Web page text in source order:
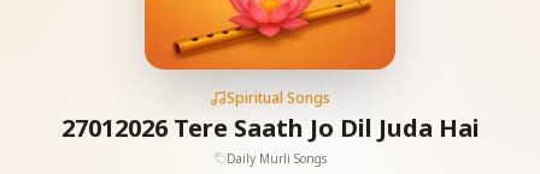
Spiritual Songs
27012026 Tere Saath Jo Dil Juda Hai
Daily Murli Songs